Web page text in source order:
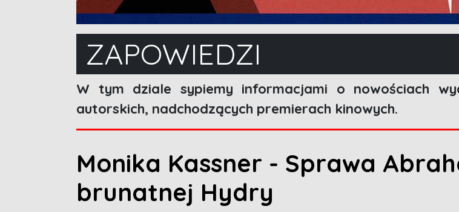
ZAPOWIEDZI
W tym dziale sypiemy informacjami o nowościach
autorskich, nadchodzących premierach kinowych.
Monika Kassner - Sprawa
brunatnej Hydry